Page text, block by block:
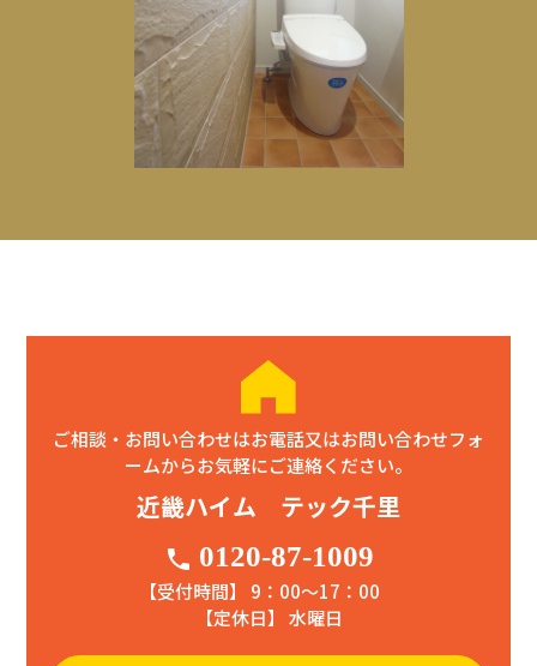
ご相談・お問い合わせはお電話又はお問い合わせフォ
ームからお気軽にご連絡ください。
近畿ハイム テック千里
phone 0120-87-1009
【受付時間】 9：00〜17：00
【定休日】 水曜日